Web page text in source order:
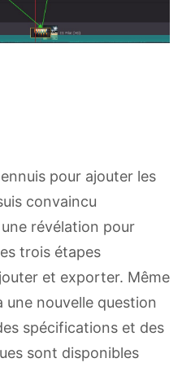
pour ajouter les
convaincu
révélation pour
trois étapes
et exporter. Même
nouvelle question
spécifications et des
sont disponibles